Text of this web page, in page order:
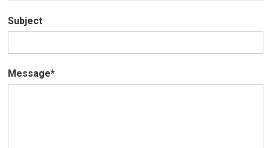
Subject
Message*